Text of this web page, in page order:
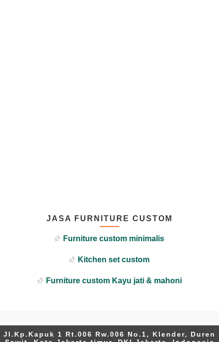
JASA FURNITURE CUSTOM
Furniture custom minimalis
Kitchen set custom
Furniture custom Kayu jati & mahoni
Jl.Kp.Kapuk 1 Rt.006 Rw.006 No.1, Klender, Duren